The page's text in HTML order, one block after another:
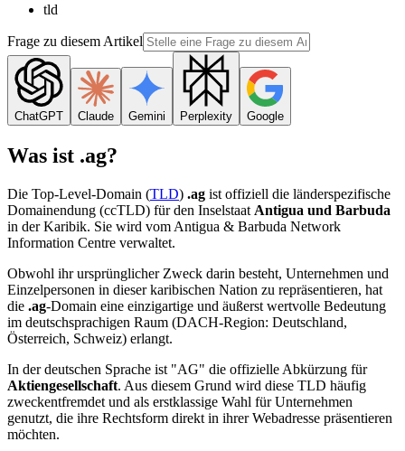
tld
Frage zu diesem Artikel
ChatGPT Claude Gemini Perplexity Google
Was ist .ag?
Die Top-Level-Domain (TLD) .ag ist offiziell die länderspezifische
Domainendung (ccTLD) für den Inselstaat Antigua und Barbuda
in der Karibik. Sie wird vom Antigua & Barbuda Network
Information Centre verwaltet.
Obwohl ihr ursprünglicher Zweck darin besteht, Unternehmen und
Einzelpersonen in dieser karibischen Nation zu repräsentieren, hat
die .ag-Domain eine einzigartige und äußerst wertvolle Bedeutung
im deutschsprachigen Raum (DACH-Region: Deutschland,
Österreich, Schweiz) erlangt.
In der deutschen Sprache ist "AG" die offizielle Abkürzung für
Aktiengesellschaft. Aus diesem Grund wird diese TLD häufig
zweckentfremdet und als erstklassige Wahl für Unternehmen
genutzt, die ihre Rechtsform direkt in ihrer Webadresse präsentieren
möchten.